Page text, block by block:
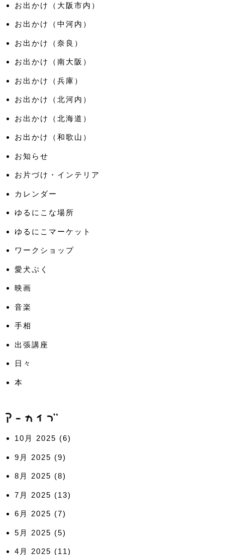
お出かけ（大阪市内）
お出かけ（中河内）
お出かけ（奈良）
お出かけ（南大阪）
お出かけ（兵庫）
お出かけ（北河内）
お出かけ（北海道）
お出かけ（和歌山）
お知らせ
お片づけ・インテリア
カレンダー
ゆるにこな場所
ゆるにこマーケット
ワークショップ
愛犬ぷく
映画
音楽
手相
出張講座
日々
本
10月 2025 (6)
9月 2025 (9)
8月 2025 (8)
7月 2025 (13)
6月 2025 (7)
5月 2025 (5)
4月 2025 (11)